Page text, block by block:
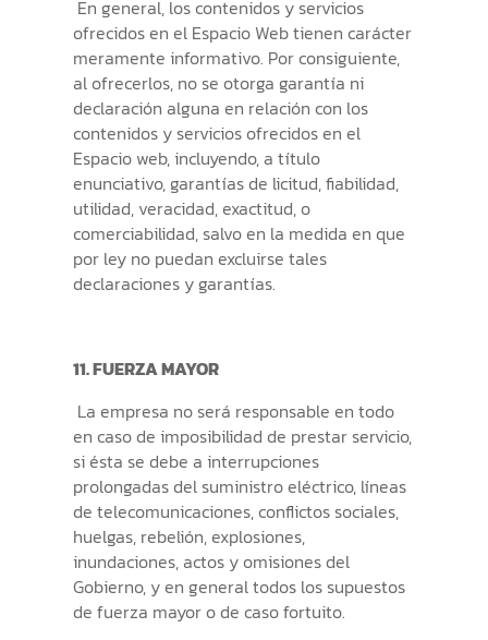
En general, los contenidos y servicios
ofrecidos en el Espacio Web tienen carácter
meramente informativo. Por consiguiente,
al ofrecerlos, no se otorga garantía ni
declaración alguna en relación con los
contenidos y servicios ofrecidos en el
Espacio web, incluyendo, a título
enunciativo, garantías de licitud, fiabilidad,
utilidad, veracidad, exactitud, o
comerciabilidad, salvo en la medida en que
por ley no puedan excluirse tales
declaraciones y garantías.
11. FUERZA MAYOR
La empresa no será responsable en todo
en caso de imposibilidad de prestar servicio,
si ésta se debe a interrupciones
prolongadas del suministro eléctrico, líneas
de telecomunicaciones, conflictos sociales,
huelgas, rebelión, explosiones,
inundaciones, actos y omisiones del
Gobierno, y en general todos los supuestos
de fuerza mayor o de caso fortuito.